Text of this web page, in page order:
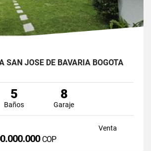
SAN JOSÉ DE BAVARIA BOGOTÁ
5
Baños
8
Garaje
Venta
COP